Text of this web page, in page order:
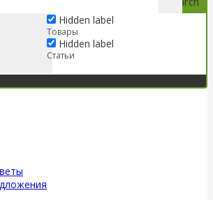
Hidden label
Товары
Hidden label
Статьи